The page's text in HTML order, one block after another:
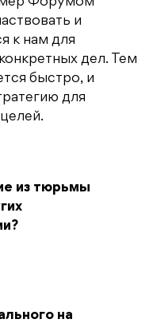
и
к нам для
дел. Тем
быстро, и
для
из тюрьмы
на